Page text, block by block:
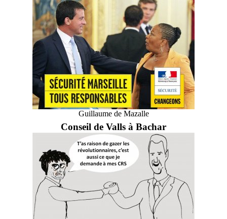
Guillaume de Mazalle
Conseil de Valls à Bachar